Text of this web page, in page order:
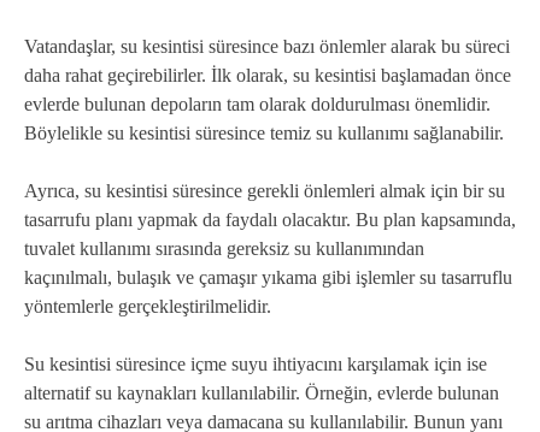
Vatandaşlar, su kesintisi süresince bazı önlemler alarak bu süreci
daha rahat geçirebilirler. İlk olarak, su kesintisi başlamadan önce
evlerde bulunan depoların tam olarak doldurulması önemlidir.
Böylelikle su kesintisi süresince temiz su kullanımı sağlanabilir.
Ayrıca, su kesintisi süresince gerekli önlemleri almak için bir su
tasarrufu planı yapmak da faydalı olacaktır. Bu plan kapsamında,
tuvalet kullanımı sırasında gereksiz su kullanımından
kaçınılmalı, bulaşık ve çamaşır yıkama gibi işlemler su tasarruflu
yöntemlerle gerçekleştirilmelidir.
Su kesintisi süresince içme suyu ihtiyacını karşılamak için ise
alternatif su kaynakları kullanılabilir. Örneğin, evlerde bulunan
su arıtma cihazları veya damacana su kullanılabilir. Bunun yanı